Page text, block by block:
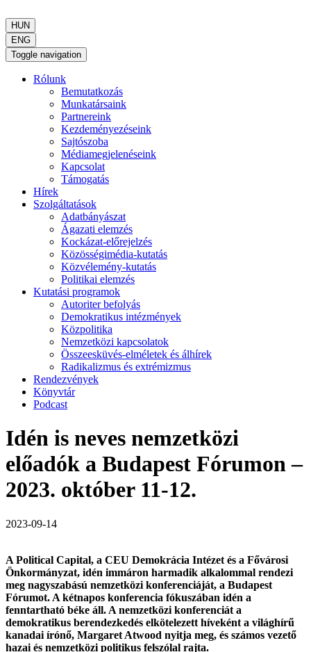
HUN
ENG
Toggle navigation
Rólunk
Bemutatkozás
Munkatársaink
Partnereink
Kezdeményezéseink
Sajtószoba
Médiamegjelenéseink
Kapcsolat
Támogatás
Hírek
Szolgáltatások
Adatbányászat
Ágazati elemzés
Kockázat-előrejelzés
Közösségimédia-kutatás
Közvélemény-kutatás
Politikai elemzés
Kutatási programok
Autoriter befolyás
Demokratikus intézmények
Közpolitika
Nemzetközi kapcsolatok
Összeesküvés-elméletek és álhírek
Radikalizmus és extrémizmus
Rendezvények
Könyvtár
Podcast
Idén is neves nemzetközi
előadók a Budapest Fórumon –
2023. október 11-12.
2023-09-14
A Political Capital, a CEU Demokrácia Intézet és a Fővárosi
Önkormányzat, idén immáron harmadik alkalommal rendezi
meg nagyszabású nemzetközi konferenciáját, a Budapest
Fórumot. A kétnapos konferencia fókuszában idén a
fenntartható béke áll. A nemzetközi konferenciát a
demokratikus berendezkedés elkötelezett híveként a világhírű
kanadai írónő, Margaret Atwood nyitja meg, és számos vezető
hazai és nemzetközi politikus felszólal rajta.